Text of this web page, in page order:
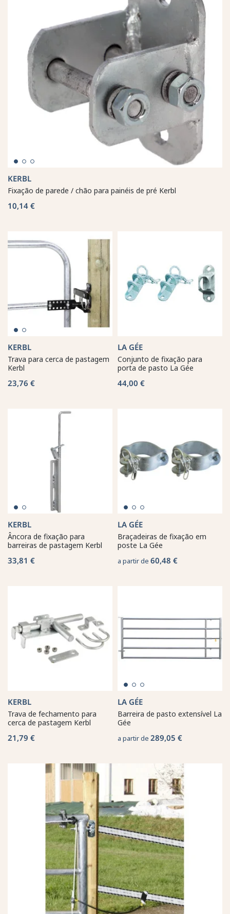
KERBL
Fixação de parede / chão para painéis de pré Kerbl
10,14 €
KERBL
Trava para cerca de pastagem
Kerbl
23,76 €
LA GÉE
Conjunto de fixação para
porta de pasto La Gée
44,00 €
KERBL
Âncora de fixação para
barreiras de pastagem Kerbl
33,81 €
LA GÉE
Braçadeiras de fixação em
poste La Gée
a partir de 60,48 €
KERBL
Trava de fechamento para
cerca de pastagem Kerbl
21,79 €
LA GÉE
Barreira de pasto extensível La
Gée
a partir de 289,05 €